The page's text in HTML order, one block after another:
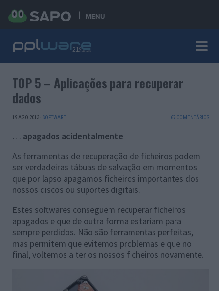
MENU
TOP 5 – Aplicações para recuperar
dados
19 AGO 2013 · SOFTWARE 67 COMENTÁRIOS
… apagados acidentalmente
As ferramentas de recuperação de ficheiros podem
ser verdadeiras tábuas de salvação em momentos
que por lapso apagamos ficheiros importantes dos
nossos discos ou suportes digitais.
Estes softwares conseguem recuperar ficheiros
apagados e que de outra forma estariam para
sempre perdidos. Não são ferramentas perfeitas,
mas permitem que evitemos problemas e que no
final, voltemos a ter os nossos ficheiros novamente.